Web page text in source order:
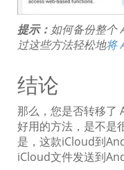
提示： 如何备份整个
过这些方法轻松地将
结论
那么，您是否转移了
好用的方法，是不是
是，这款iCloud到
iCloud文件发送到